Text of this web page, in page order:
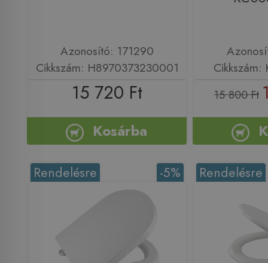
Azonosító: 171290
Cikkszám: H8970373230001
15 720 Ft
Kosárba
15 800 Ft
-5%
Rendelésre Rendelésre